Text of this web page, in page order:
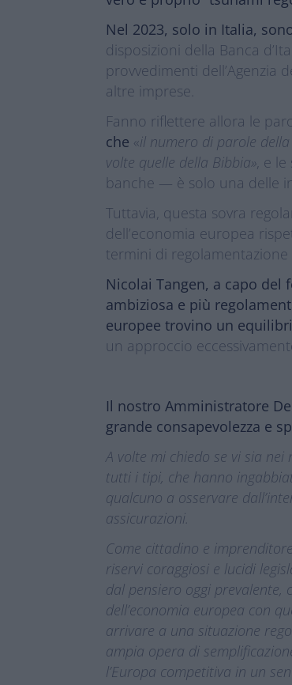
Nel 2023, solo in Italia,
disposizioni della Banca
provvedimenti dell’Agenzia
altre imprese.
Fanno riflettere allora le
che «il numero di parole
volte quelle della Bibbia» , e
banche — è solo una delle
Tuttavia, questa sovra
dell’economia europea
termini di regolamentazione
Nicolai Tangen, a capo del
ambiziosa e più
europee trovino un
un approccio
Il nostro Amministratore
grande consapevolezza e
A volte mi chiedo se vi sia
tutti i tipi, che hanno
qualcuno a osservare
assicurazioni.
Come cittadino e
riservi coraggiosi e lucidi
dal pensiero oggi
dell’economia europea con
arrivare a una situazione
ampia opera di
l’Europa competitiva in un